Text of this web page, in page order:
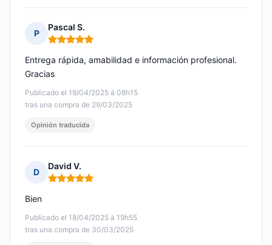
P
Pascal S.
Nota: 5 de 5
Publicado el 19/04/2025 à 08h15
tras una compra de 29/03/2025
Entrega rápida, amabilidad e información profesional.
Gracias
Opinión traducida
D
David V.
Nota: 5 de 5
Publicado el 18/04/2025 à 19h55
tras una compra de 30/03/2025
Bien